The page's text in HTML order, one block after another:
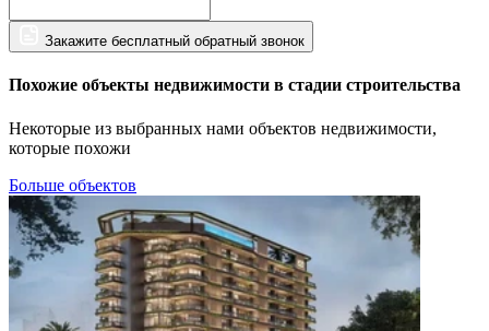
Закажите бесплатный обратный звонок
Похожие объекты недвижимости в стадии строительства
Некоторые из выбранных нами объектов недвижимости,
которые похожи
Больше объектов